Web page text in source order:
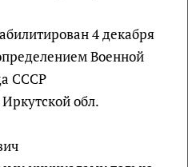
4 декабря
Военной
СССР
обл.